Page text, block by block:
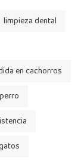
limpieza dental
en cachorros
perro